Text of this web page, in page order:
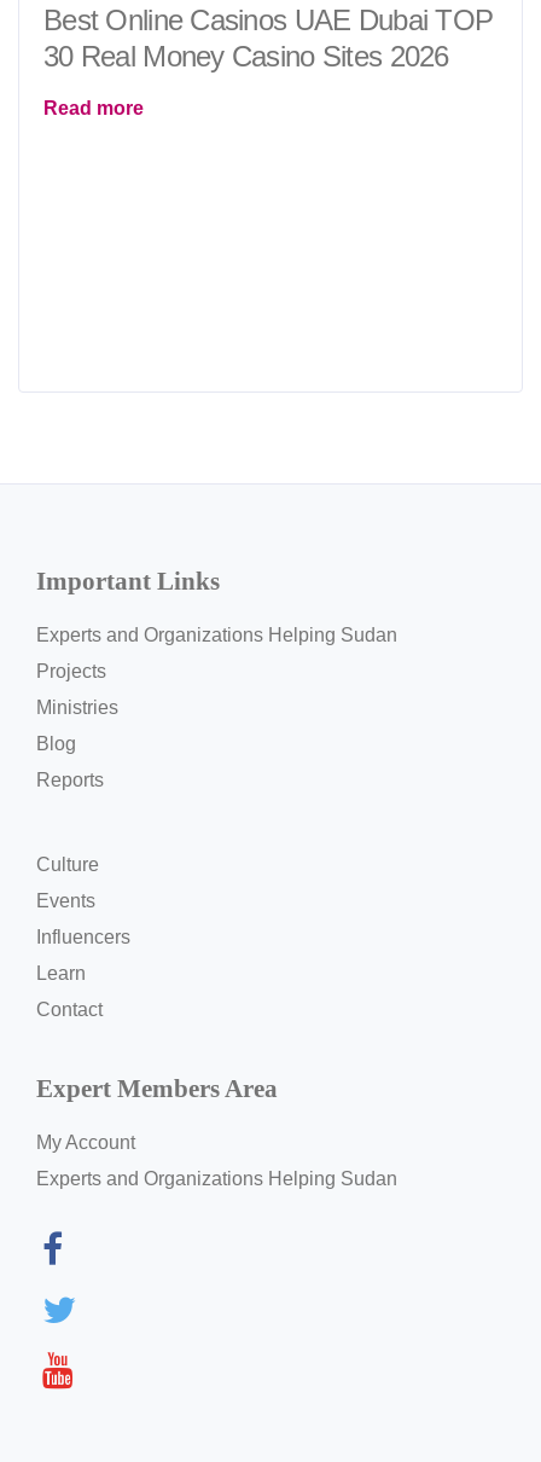
Best Online Casinos UAE Dubai TOP
30 Real Money Casino Sites 2026
Read more
Important Links
Experts and Organizations Helping Sudan
Projects
Ministries
Blog
Reports
Culture
Events
Influencers
Learn
Contact
Expert Members Area
My Account
Experts and Organizations Helping Sudan